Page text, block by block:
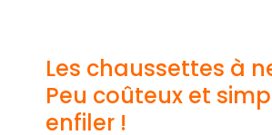
Les chaussettes à
Peu coûteux et
enfiler !